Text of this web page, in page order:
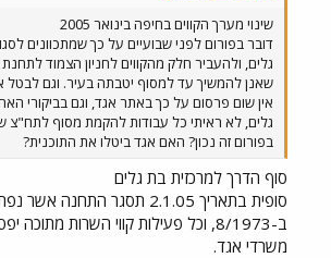
שינוי מערך הקווים בחיפה בינואר 2005
דובר בפורום לפני שבועיים על כך שמתכוונים
גלים, ולהעביר חלק מהקווים לחניון הצמוד
אין שום פרסום על כך באתר אגד, וגם בביקורי
גלים, לא ראיתי כל עבודות להקמת מסוף
בפורום זה נכון? האם אגד ביטלו את התוכנית?
סוף הדרך למרכזית בת גלים
סופית בתאריך 2.1.05 תסגר
ב-8/1973, וכל פעילות קווי השרות
משרדי אגד.